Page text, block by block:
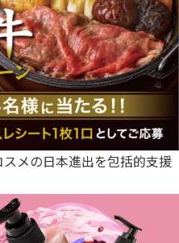
メの日本進出を包括的支援